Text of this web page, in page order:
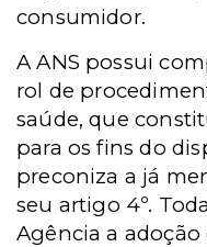
consumidor.
A ANS possui
rol de
saúde, que
para os fins do
preconiza a já
seu artigo 4º.
Agência a